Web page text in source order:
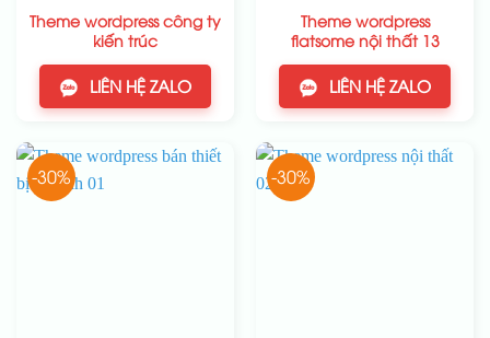
Theme wordpress công ty
kiến trúc
LIÊN HỆ ZALO
Theme wordpress
flatsome nội thất 13
LIÊN HỆ ZALO
-30% -30%